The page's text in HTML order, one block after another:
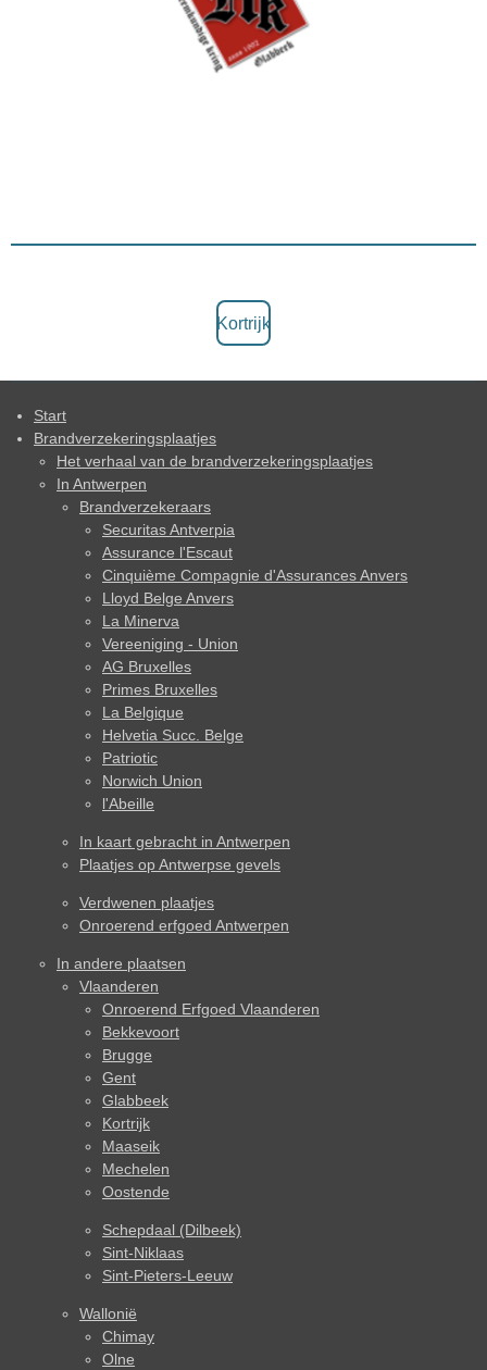
Kortrijk
Start
Brandverzekeringsplaatjes
Het verhaal van de brandverzekeringsplaatjes
In Antwerpen
Brandverzekeraars
Securitas Antverpia
Assurance l'Escaut
Cinquième Compagnie d'Assurances Anvers
Lloyd Belge Anvers
La Minerva
Vereeniging - Union
AG Bruxelles
Primes Bruxelles
La Belgique
Helvetia Succ. Belge
Patriotic
Norwich Union
l'Abeille
In kaart gebracht in Antwerpen
Plaatjes op Antwerpse gevels
Verdwenen plaatjes
Onroerend erfgoed Antwerpen
In andere plaatsen
Vlaanderen
Onroerend Erfgoed Vlaanderen
Bekkevoort
Brugge
Gent
Glabbeek
Kortrijk
Maaseik
Mechelen
Oostende
Schepdaal (Dilbeek)
Sint-Niklaas
Sint-Pieters-Leeuw
Wallonië
Chimay
Olne